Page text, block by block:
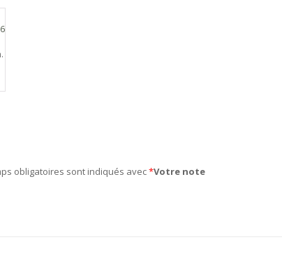
obligatoires sont indiqués avec*Votre note